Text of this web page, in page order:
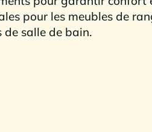
pour les meubles de
de salle de bain.